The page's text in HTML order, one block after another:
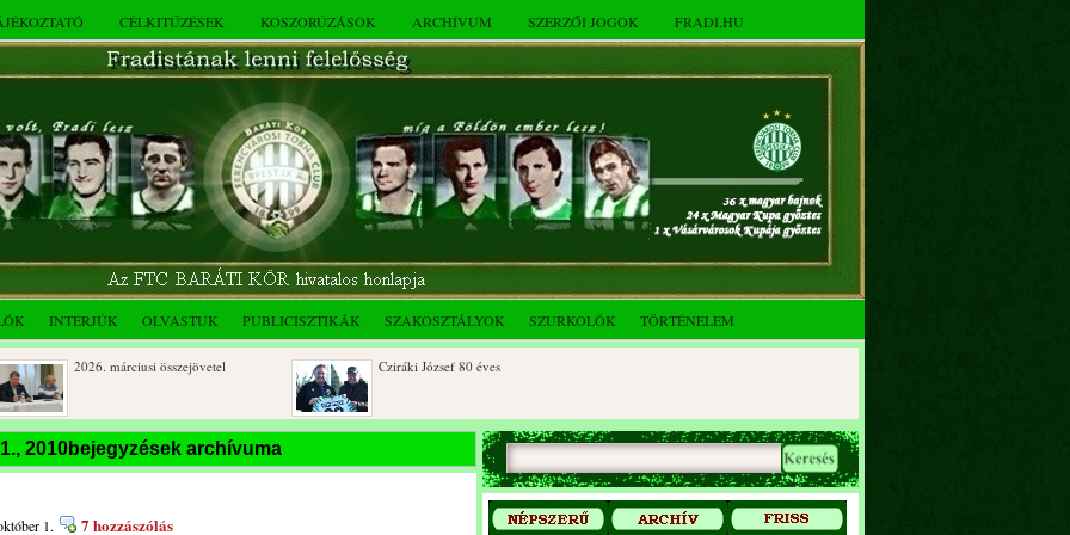
CÉLKITŰZÉSEK KOSZORÚZÁSOK ARCHÍVUM SZERZŐI JOGOK FRADI.HU
INTERJÚK OLVASTUK PUBLICISZTIKÁK SZAKOSZTÁLYOK SZURKOLÓK TÖRTÉNELEM
2026. márciusi összejövetel Cziráki József 80 éves
Dálnoki József 90 éves
Albert Flórián sírjának
Az FTC Baráti Kör 2025. októberi
összejövetel
2010bejegyzések archívuma
1. 7 hozzászólás